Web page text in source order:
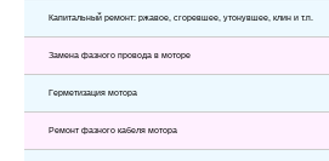
Капитальный ремонт: ржавое, сгоревшее, утонувшее, клин и т.п.
Замена фазного провода в моторе
Герметизация мотора
Ремонт фазного кабеля мотора